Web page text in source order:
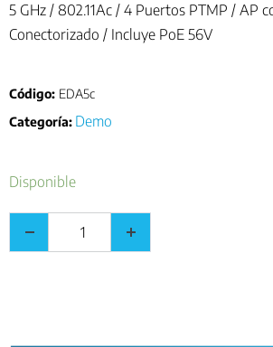
5 GHz / 802.11Ac / 4 Puertos PTMP / AP
Conectorizado / Incluye PoE 56V
Código: EDA5c
Categoría: Demo
Disponible